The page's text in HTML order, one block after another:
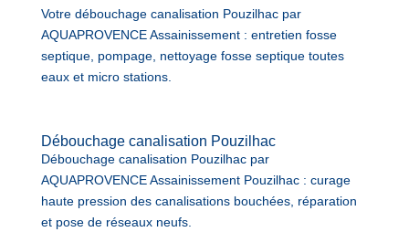
Votre débouchage canalisation Pouzilhac par
AQUAPROVENCE Assainissement : entretien fosse
septique, pompage, nettoyage fosse septique toutes
eaux et micro stations.
Débouchage canalisation Pouzilhac
Débouchage canalisation Pouzilhac par
AQUAPROVENCE Assainissement Pouzilhac : curage
haute pression des canalisations bouchées, réparation
et pose de réseaux neufs.